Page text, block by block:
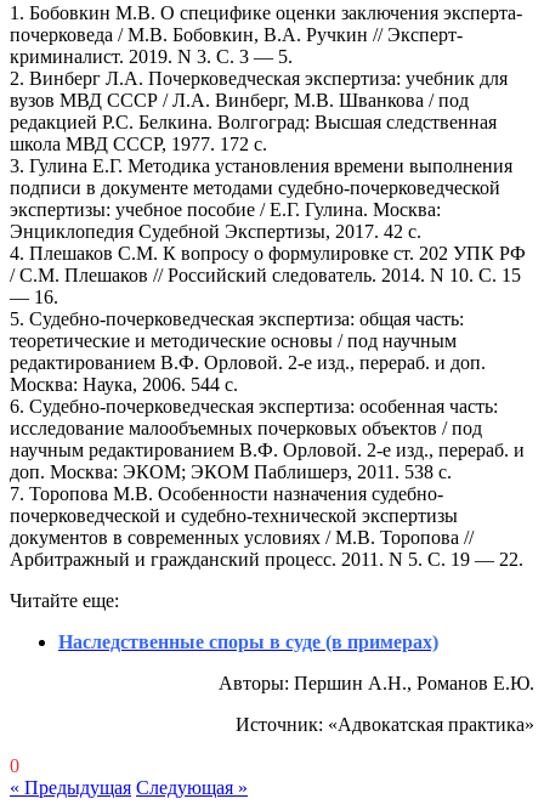
1. Бобовкин М.В. О специфике оценки заключения эксперта-
почерковеда / М.В. Бобовкин, В.А. Ручкин // Эксперт-
криминалист. 2019. N 3. С. 3 — 5.
2. Винберг Л.А. Почерковедческая экспертиза: учебник для
вузов МВД СССР / Л.А. Винберг, М.В. Шванкова / под
редакцией Р.С. Белкина. Волгоград: Высшая следственная
школа МВД СССР, 1977. 172 с.
3. Гулина Е.Г. Методика установления времени выполнения
подписи в документе методами судебно-почерковедческой
экспертизы: учебное пособие / Е.Г. Гулина. Москва:
Энциклопедия Судебной Экспертизы, 2017. 42 с.
4. Плешаков С.М. К вопросу о формулировке ст. 202 УПК РФ
/ С.М. Плешаков // Российский следователь. 2014. N 10. С. 15
— 16.
5. Судебно-почерковедческая экспертиза: общая часть:
теоретические и методические основы / под научным
редактированием В.Ф. Орловой. 2-е изд., перераб. и доп.
Москва: Наука, 2006. 544 с.
6. Судебно-почерковедческая экспертиза: особенная часть:
исследование малообъемных почерковых объектов / под
научным редактированием В.Ф. Орловой. 2-е изд., перераб. и
доп. Москва: ЭКОМ; ЭКОМ Паблишерз, 2011. 538 с.
7. Торопова М.В. Особенности назначения судебно-
почерковедческой и судебно-технической экспертизы
документов в современных условиях / М.В. Торопова //
Арбитражный и гражданский процесс. 2011. N 5. С. 19 — 22.
Читайте еще:
Наследственные споры в суде (в примерах)
Авторы: Першин А.Н., Романов Е.Ю.
Источник: «Адвокатская практика»
0
« Предыдущая Следующая »